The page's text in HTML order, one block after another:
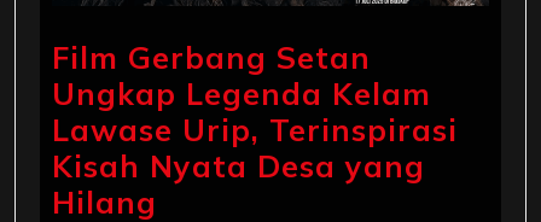
Film Gerbang Setan
Ungkap Legenda Kelam
Lawase Urip, Terinspirasi
Kisah Nyata Desa yang
Hilang